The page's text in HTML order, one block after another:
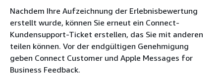
Nachdem Ihre Aufzeichnung der Erlebnisbewertung
erstellt wurde, können Sie erneut ein Connect-
Kundensupport-Ticket erstellen, das Sie mit anderen
teilen können. Vor der endgültigen Genehmigung
geben Connect Customer und Apple Messages for
Business Feedback.